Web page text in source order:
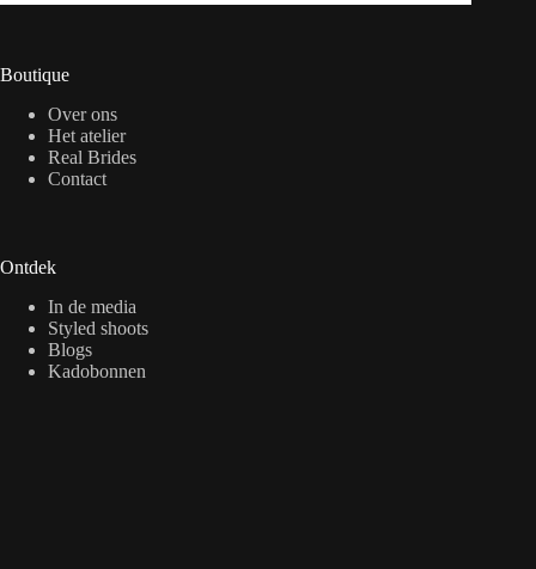
Boutique
Over ons
Het atelier
Real Brides
Contact
Ontdek
In de media
Styled shoots
Blogs
Kadobonnen